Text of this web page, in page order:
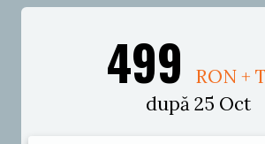
499
RON +
după 25 Oct